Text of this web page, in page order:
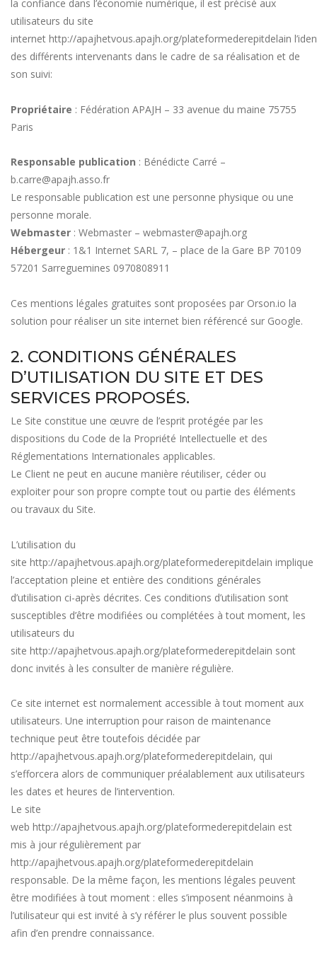
la confiance dans l’économie numérique, il est précisé aux
utilisateurs du site
internet http://apajhetvous.apajh.org/plateformederepitdelain
des différents intervenants dans le cadre de sa réalisation et de
son suivi:
Propriétaire : Fédération APAJH – 33 avenue du maine 75755
Paris
Responsable publication : Bénédicte Carré –
b.carre@apajh.asso.fr
Le responsable publication est une personne physique ou une
personne morale.
Webmaster : Webmaster – webmaster@apajh.org
Hébergeur : 1&1 Internet SARL 7, – place de la Gare BP 70109
57201 Sarreguemines 0970808911
Ces mentions légales gratuites sont proposées par Orson.io la
solution pour réaliser un site internet bien référencé sur Google.
2. CONDITIONS GÉNÉRALES
D’UTILISATION DU SITE ET DES
SERVICES PROPOSÉS.
Le Site constitue une œuvre de l’esprit protégée par les
dispositions du Code de la Propriété Intellectuelle et des
Réglementations Internationales applicables.
Le Client ne peut en aucune manière réutiliser, céder ou
exploiter pour son propre compte tout ou partie des éléments
ou travaux du Site.
L’utilisation du
site http://apajhetvous.apajh.org/plateformederepitdelain implique
l’acceptation pleine et entière des conditions générales
d’utilisation ci-après décrites. Ces conditions d’utilisation sont
susceptibles d’être modifiées ou complétées à tout moment, les
utilisateurs du
site http://apajhetvous.apajh.org/plateformederepitdelain sont
donc invités à les consulter de manière régulière.
Ce site internet est normalement accessible à tout moment aux
utilisateurs. Une interruption pour raison de maintenance
technique peut être toutefois décidée par
http://apajhetvous.apajh.org/plateformederepitdelain, qui
s’efforcera alors de communiquer préalablement aux utilisateurs
les dates et heures de l’intervention.
Le site
web http://apajhetvous.apajh.org/plateformederepitdelain est
mis à jour régulièrement par
http://apajhetvous.apajh.org/plateformederepitdelain
responsable. De la même façon, les mentions légales peuvent
être modifiées à tout moment : elles s’imposent néanmoins à
l’utilisateur qui est invité à s’y référer le plus souvent possible
afin d’en prendre connaissance.